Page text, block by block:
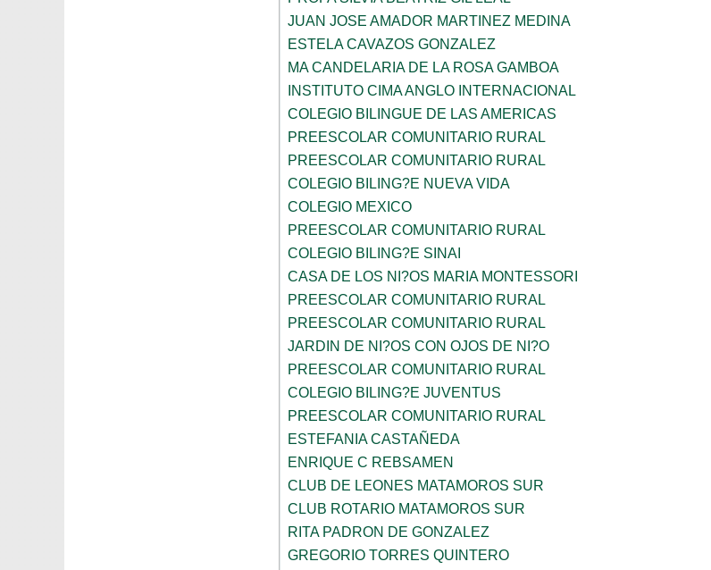
JUAN JOSE AMADOR MARTINEZ MEDINA
ESTELA CAVAZOS GONZALEZ
MA CANDELARIA DE LA ROSA GAMBOA
INSTITUTO CIMA ANGLO INTERNACIONAL
COLEGIO BILINGUE DE LAS AMERICAS
PREESCOLAR COMUNITARIO RURAL
PREESCOLAR COMUNITARIO RURAL
COLEGIO BILING?E NUEVA VIDA
COLEGIO MEXICO
PREESCOLAR COMUNITARIO RURAL
COLEGIO BILING?E SINAI
CASA DE LOS NI?OS MARIA MONTESSORI
PREESCOLAR COMUNITARIO RURAL
PREESCOLAR COMUNITARIO RURAL
JARDIN DE NI?OS CON OJOS DE NI?O
PREESCOLAR COMUNITARIO RURAL
COLEGIO BILING?E JUVENTUS
PREESCOLAR COMUNITARIO RURAL
ESTEFANIA CASTAÑEDA
ENRIQUE C REBSAMEN
CLUB DE LEONES MATAMOROS SUR
CLUB ROTARIO MATAMOROS SUR
RITA PADRON DE GONZALEZ
GREGORIO TORRES QUINTERO